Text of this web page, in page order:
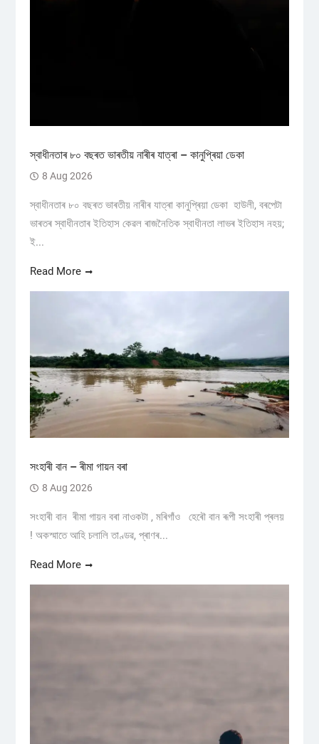
স্বাধীনতাৰ ৮০ বছৰত ভাৰতীয় নাৰীৰ যাত্ৰা – কানুপ্ৰিয়া ডেকা
8 Aug 2026
স্বাধীনতাৰ ৮০ বছৰত ভাৰতীয় নাৰীৰ যাত্ৰা কানুপ্ৰিয়া ডেকা হাউলী, বৰপেটা
ভাৰতৰ স্বাধীনতাৰ ইতিহাস কেৱল ৰাজনৈতিক স্বাধীনতা লাভৰ ইতিহাস নহয়;
ই...
Read More
সংহাৰী বান – ৰীমা গায়ন বৰা
8 Aug 2026
সংহাৰী বান ৰীমা গায়ন বৰা নাওকটা , মৰিগাঁও হেৰৌ বান ৰূপী সংহাৰী প্ৰলয়
! অকস্মাতে আহি চলালি তাণ্ডৱ, প্ৰাণৰ...
Read More